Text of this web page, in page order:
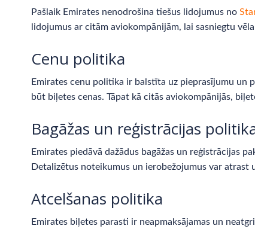
Pašlaik Emirates nenodrošina tiešus lidojumus no
lidojumus ar citām aviokompānijām, lai sasniegtu
Cenu politika
Emirates cenu politika ir balstīta uz pieprasījumu un
būt biļetes cenas. Tāpat kā citās aviokompānijās,
Bagāžas un reģistrācijas
Emirates piedāvā dažādus bagāžas un reģistrācijas
Detalizētus noteikumus un ierobežojumus var atrast
Atcelšanas politika
Emirates biļetes parasti ir neapmaksājamas un